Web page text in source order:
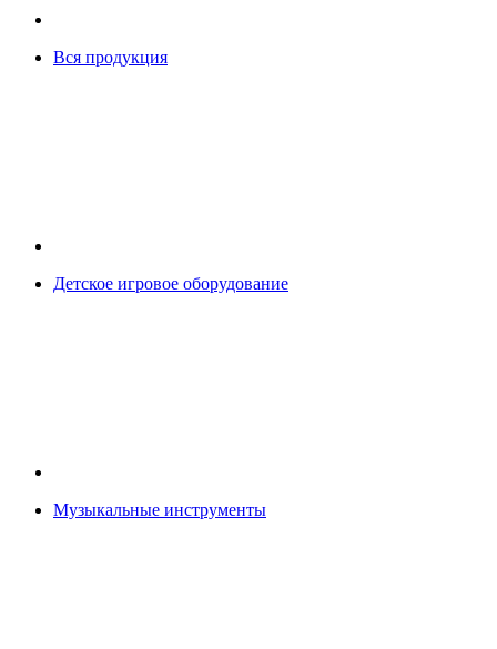
Вся продукция
Детское игровое оборудование
Музыкальные инструменты